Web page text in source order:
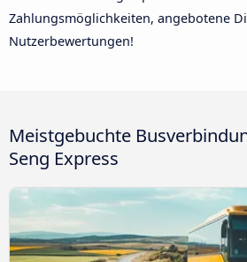
Zahlungsmöglichkeiten, angebotene
Nutzerbewertungen!
Meistgebuchte
Seng Express